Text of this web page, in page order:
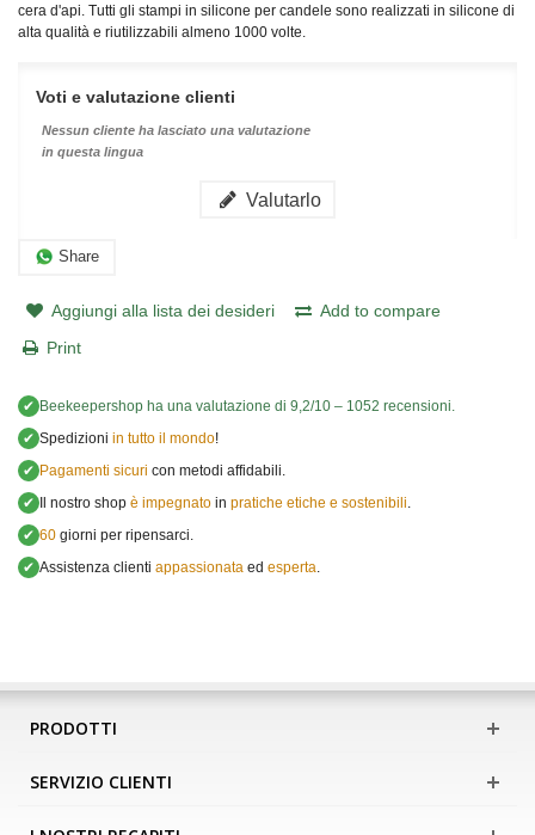
cera d'api. Tutti gli stampi in silicone per candele sono realizzati in silicone di
alta qualità e riutilizzabili almeno 1000 volte.
Voti e valutazione clienti
Nessun cliente ha lasciato una valutazione
in questa lingua
Valutarlo
Share
Aggiungi alla lista dei desideri
Add to compare
Print
✔ Beekeepershop ha una valutazione di 9,2/10 – 1052 recensioni.
✔ Spedizioni in tutto il mondo!
✔ Pagamenti sicuri con metodi affidabili.
✔ Il nostro shop è impegnato in pratiche etiche e sostenibili
✔ 60 giorni per ripensarci.
✔ Assistenza clienti appassionata ed esperta
PRODOTTI
SERVIZIO CLIENTI